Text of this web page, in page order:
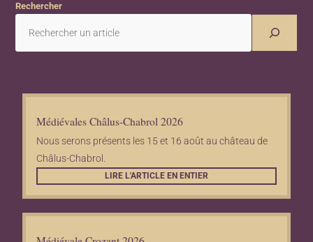
Rechercher
Médiévales Châlus-Chabrol 2026
Nous serons présents les 15 et 16 août au château de
Châlus-Chabrol.
LIRE L'ARTICLE EN ENTIER